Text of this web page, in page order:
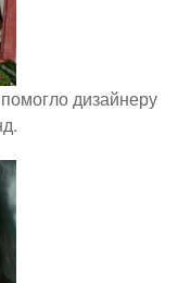
дизайнеру